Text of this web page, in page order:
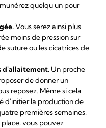
quelqu'un pour
Vous serez ainsi plus
moins de pression sur
suture ou les cicatrices de
d'allaitement. Un proche
de donner un
reposez. Même si cela
d'initier la production de
premières semaines.
vous pouvez